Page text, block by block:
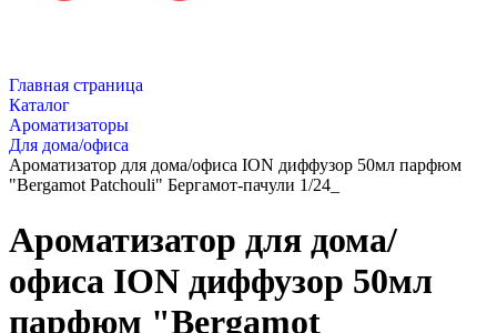
Главная страница
Каталог
Ароматизаторы
Для дома/офиса
Ароматизатор для дома/офиса ION диффузор 50мл парфюм
"Bergamot Patchouli" Бергамот-пачули 1/24_
Ароматизатор для дома/
офиса ION диффузор 50мл
парфюм "Bergamot